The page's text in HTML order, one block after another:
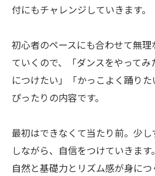
付にもチャレンジしていきます。
初心者のペースにも合わせて無
ていくので、「ダンスをやって
につけたい」「かっこよく踊り
ぴったりの内容です。
最初はできなくて当たり前。少
しながら、自信をつけていきます
自然と基礎力とリズム感が身につ